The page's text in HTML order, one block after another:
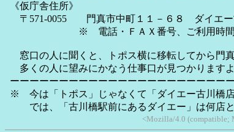
《仮庁舎住所》
〒571-0055 門真市中町１１－６８ ダイエー
※ 電話・ＦＡＸ番号、ご利用時間に変
窓口の人に聞くと、トポス横に移転してから門
多くの人に望みにかなう仕事口が見つかりますよ
ーーーーーーーーーーーーーーーーーーーーーー
※ 今は「トポス」じゃなくて「ダイエー古川橋店
では、「古川橋駅前にあるダイエー」は何店と
<Mozilla/4.0 (compatible;